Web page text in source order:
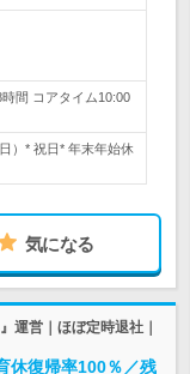
間 コアタイム10:00
）* 祝日* 年末年始休
気になる
運営｜ほぼ定時退社｜
休復帰率100％／残